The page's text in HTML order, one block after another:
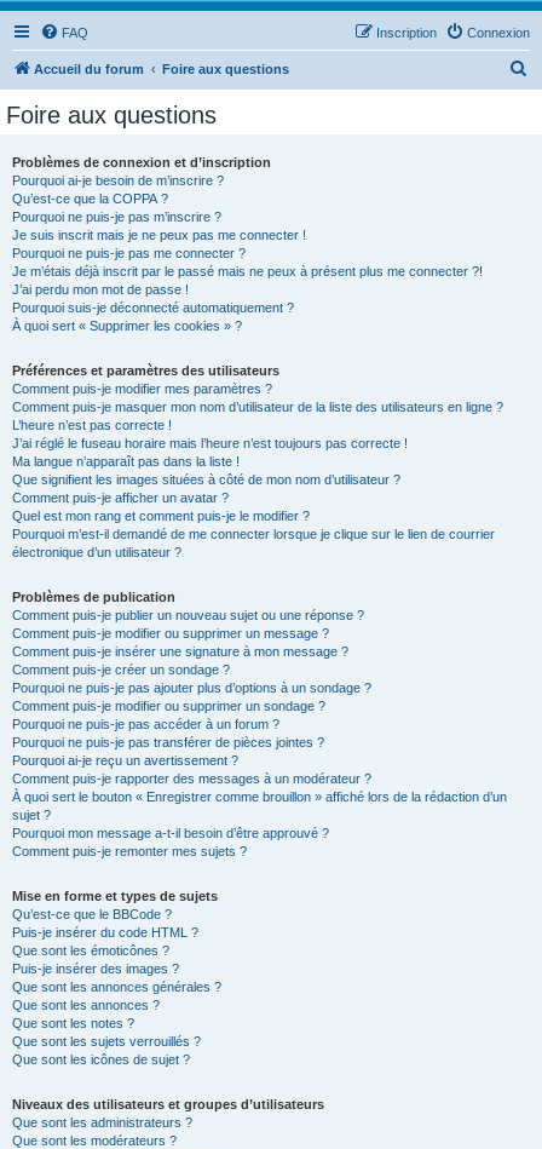
FAQ Connexion
Inscription
Accueil du forum Foire aux questions
Foire aux questions
Problèmes de connexion et d’inscription
Pourquoi ai-je besoin de m’inscrire ?
Qu’est-ce que la COPPA ?
Pourquoi ne puis-je pas m’inscrire ?
Je suis inscrit mais je ne peux pas me connecter !
Pourquoi ne puis-je pas me connecter ?
Je m’étais déjà inscrit par le passé mais ne peux à présent plus me connecter ?!
J’ai perdu mon mot de passe !
Pourquoi suis-je déconnecté automatiquement ?
À quoi sert « Supprimer les cookies » ?
Préférences et paramètres des utilisateurs
Comment puis-je modifier mes paramètres ?
Comment puis-je masquer mon nom d’utilisateur de la liste des utilisateurs en ligne ?
L’heure n’est pas correcte !
J’ai réglé le fuseau horaire mais l’heure n’est toujours pas correcte !
Ma langue n’apparaît pas dans la liste !
Que signifient les images situées à côté de mon nom d’utilisateur ?
Comment puis-je afficher un avatar ?
Quel est mon rang et comment puis-je le modifier ?
Pourquoi m’est-il demandé de me connecter lorsque je clique sur le lien de courrier
électronique d’un utilisateur ?
Problèmes de publication
Comment puis-je publier un nouveau sujet ou une réponse ?
Comment puis-je modifier ou supprimer un message ?
Comment puis-je insérer une signature à mon message ?
Comment puis-je créer un sondage ?
Pourquoi ne puis-je pas ajouter plus d’options à un sondage ?
Comment puis-je modifier ou supprimer un sondage ?
Pourquoi ne puis-je pas accéder à un forum ?
Pourquoi ne puis-je pas transférer de pièces jointes ?
Pourquoi ai-je reçu un avertissement ?
Comment puis-je rapporter des messages à un modérateur ?
À quoi sert le bouton « Enregistrer comme brouillon » affiché lors de la rédaction d’un
sujet ?
Pourquoi mon message a-t-il besoin d’être approuvé ?
Comment puis-je remonter mes sujets ?
Mise en forme et types de sujets
Qu’est-ce que le BBCode ?
Puis-je insérer du code HTML ?
Que sont les émoticônes ?
Puis-je insérer des images ?
Que sont les annonces générales ?
Que sont les annonces ?
Que sont les notes ?
Que sont les sujets verrouillés ?
Que sont les icônes de sujet ?
Niveaux des utilisateurs et groupes d’utilisateurs
Que sont les administrateurs ?
Que sont les modérateurs ?